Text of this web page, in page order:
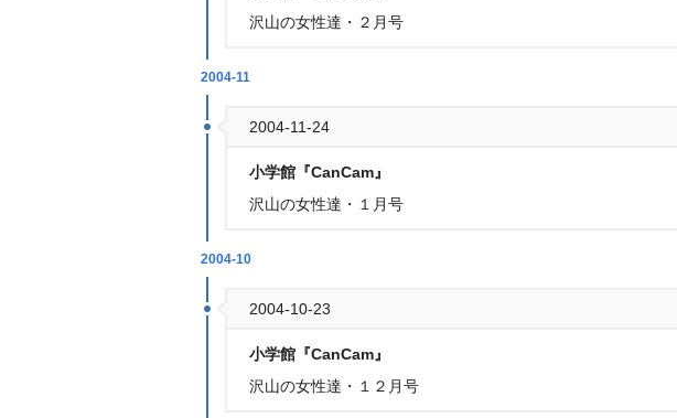
沢山の女性達・２月号
2004-11
2004-11-24
小学館『CanCam』
沢山の女性達・１月号
2004-10
2004-10-23
小学館『CanCam』
沢山の女性達・１２月号